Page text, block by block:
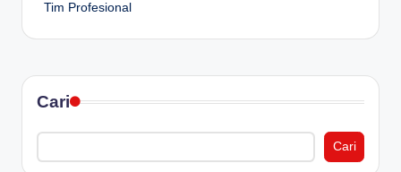
Tim Profesional
Cari
Cari